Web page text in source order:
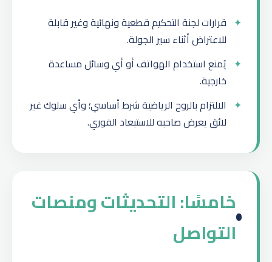
قرارات لجنة التحكيم قطعية ونهائية وغير قابلة
للاعتراض أثناء سير الجولة.
يُمنع استخدام الهواتف أو أي وسائل مساعدة
خارجية.
الالتزام بالروح الرياضية شرط أساسي؛ وأي سلوك غير
لائق يعرض صاحبه للاستبعاد الفوري.
خامسًا: التحديثات ومنصات
التواصل